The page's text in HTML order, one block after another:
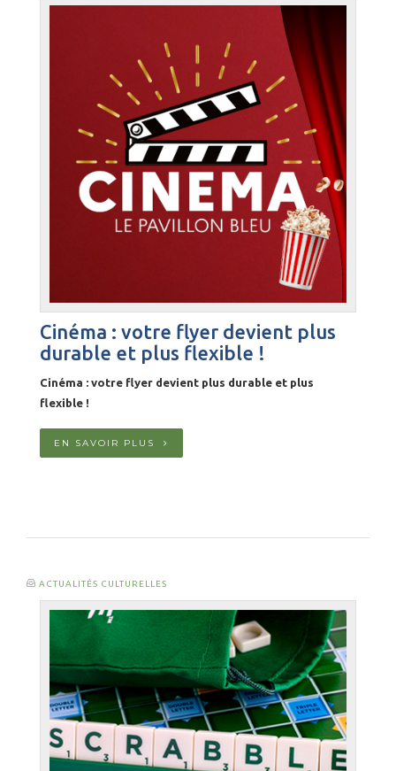
Cinéma : votre flyer devient plus
durable et plus flexible !
Cinéma : votre flyer devient plus durable et plus
flexible !
EN SAVOIR PLUS
ACTUALITÉS CULTURELLES